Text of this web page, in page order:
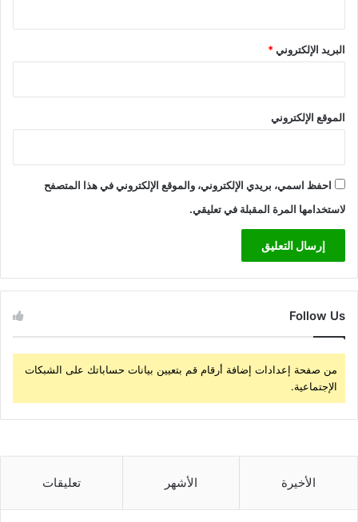
البريد الإلكتروني*
الموقع الإلكتروني
احفظ اسمي، بريدي الإلكتروني، والموقع الإلكتروني في هذا المتصفح
لاستخدامها المرة المقبلة في تعليقي.
Follow Us
من صفحة إعدادات إضافة أرقام قم بتعيين بيانات حساباتك على الشبكات
الإجتماعية.
الأخيرة الأشهر تعليقات